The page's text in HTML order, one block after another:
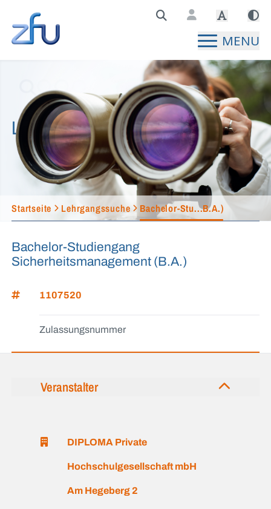
Zentralstelle für Fernunterricht Hauptseite
MENU
Lehrgangssuche
Startseite Lehrgangssuche Bachelor-Stu...B.A.)
Bachelor-Studiengang
Sicherheitsmanagement (B.A.)
1107520
Zulassungsnummer
Veranstalter
DIPLOMA Private
Hochschulgesellschaft mbH
Am Hegeberg 2